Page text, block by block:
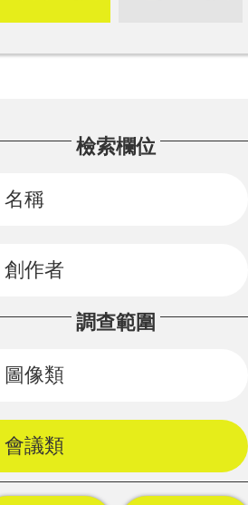
檢索欄位
名稱
創作者
調查範圍
圖像類
會議類